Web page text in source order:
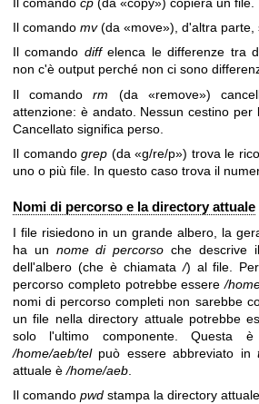
Il comando mv(da «move»), d'altra parte,
Il comando diffelenca le differenze tra
non c'è output perché non ci sono
Il comandorm (da «remove»)
attenzione: è andato. Nessun cestino per
Cancellato significa perso.
Il comandogrep (da «g/re/p») trova le
uno o più file. In questo caso trova il
Nomi di percorso e la directory attuale
I file risiedono in un grande albero, la
ha un nome di percorso che descrive
dell'albero (che è chiamata/) al file.
percorso completo potrebbe essere/
nomi di percorso completi non sarebbe
un file nella directory attuale potrebbe
solo l'ultimo componente. Questa
/home/aeb/telpuò essere abbreviato in
attuale è/home/aeb
Il comando pwd stampa la directory